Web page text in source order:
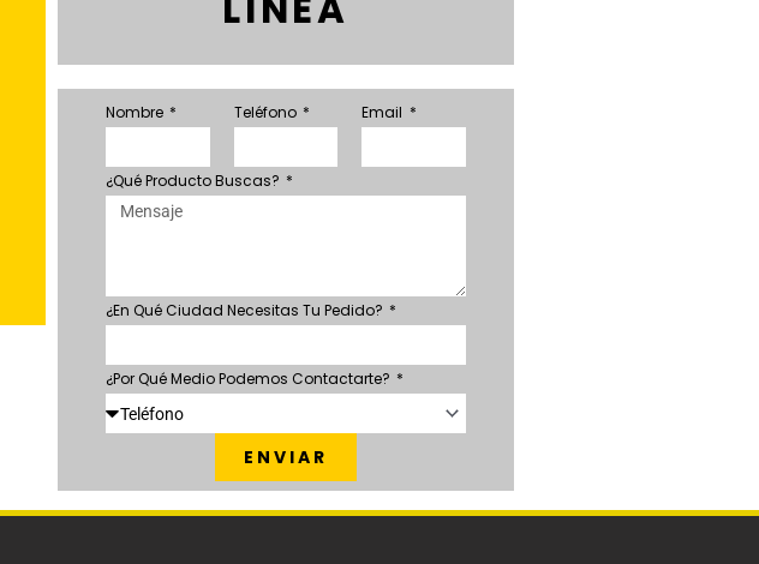
Nombre Teléfono Email
¿Qué Producto Buscas?
¿En Qué Ciudad Necesitas Tu Pedido?
¿Por Qué Medio Podemos Contactarte?
ENVIAR